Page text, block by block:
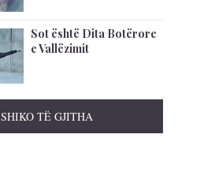
Sot është Dita Botërore
e Vallëzimit
SHIKO TË GJITHA